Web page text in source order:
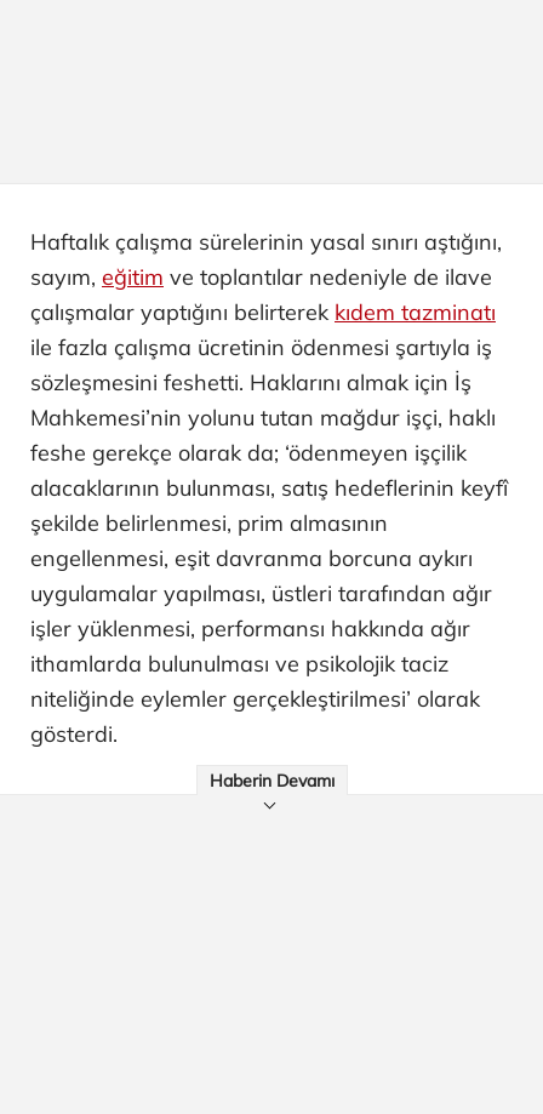
Haftalık çalışma sürelerinin yasal sınırı aştığını,
sayım, eğitim ve toplantılar nedeniyle de ilave
çalışmalar yaptığını belirterek kıdem tazminatı
ile fazla çalışma ücretinin ödenmesi şartıyla iş
sözleşmesini feshetti. Haklarını almak için İş
Mahkemesi’nin yolunu tutan mağdur işçi, haklı
feshe gerekçe olarak da; ‘ödenmeyen işçilik
alacaklarının bulunması, satış hedeflerinin keyfî
şekilde belirlenmesi, prim almasının
engellenmesi, eşit davranma borcuna aykırı
uygulamalar yapılması, üstleri tarafından ağır
işler yüklenmesi, performansı hakkında ağır
ithamlarda bulunulması ve psikolojik taciz
niteliğinde eylemler gerçekleştirilmesi’ olarak
gösterdi.
Haberin Devamı